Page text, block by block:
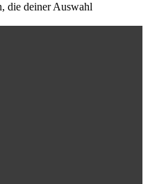
die deiner Auswahl